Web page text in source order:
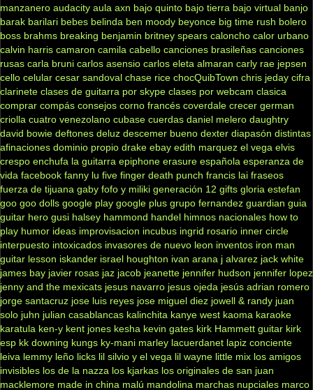
manzanero audacity aula axn bajo quinto bajo tierra bajo virtual banjo
barak barilari bebes belinda ben moody beyonce big time rush bolero
boss brahms breaking benjamin britney spears caloncho calor urbano
calvin harris camaron camila cabello canciones brasileñas canciones
rusas carla bruni carlos asensio carlos eleta almaran carly rae jepsen
cello celular cesar sandoval chase rice chocQuibTown chris jeday cifra
clarinete clases de guitarra por skype clases por webcam clasica
comprar compás consejos corno francés coverdale crecer german
criolla cuatro venezolano cubase cuerdas daniel melero daughtry
david bowie deftones deluz descemer bueno dexter diapasón distintas
afinaciones dominio propio drake ebay edith marquez el vega elvis
crespo enchufa la guitarra epiphone erasure española esperanza de
vida facebook fanny lu five finger death punch francis lai fraseos
fuerza de tijuana gaby fofo y miliki generación 12 gifts gloria estefan
goo goo dolls google play google plus grupo fernandez guardian guia
guitar hero gusi halsey hammond handel himnos nacionales how to
play humor ideas improvisacion incubus ingrid rosario inner circle
interpuesto intoxicados invasores de nuevo leon inventos iron man
guitar lesson iskander israel houghton ivan arana j alvarez jack white
james bay javier rosas jaz jacob jeanette jennifer hudson jennifer lopez
jenny and the mexicats jesus navarro jesus ojeda jesús adrian romero
jorge santacruz jose luis reyes jose miguel diez jowell & randy juan
solo juhn julian casablancas kalinchita kanye west kaoma karaoke
karatula ken-y kent jones kesha kevin gates kirk Hammett guitar kirk
esp kk downing kungs ky-mani marley lacuerdanet lapiz conciente
leiva lemmy leño licks lil silvio y el vega lil wayne little mix los amigos
invisibles los de la nazza los kjarkas los originales de san juan
macklemore made in china malú mandolina marchas nupciales marco